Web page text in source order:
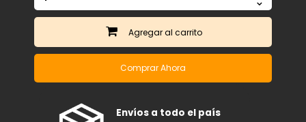
Agregar
Comprar Ahora
Envíos a todo el país